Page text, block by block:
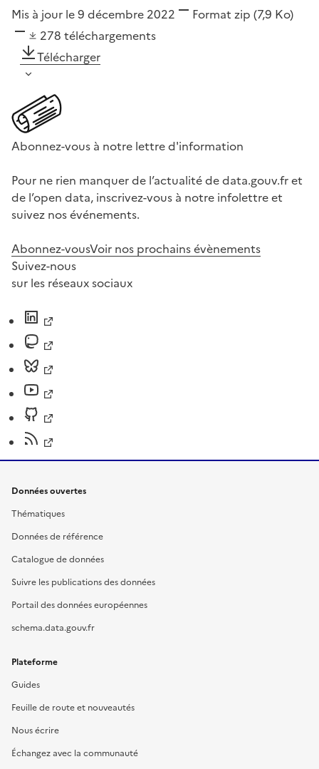
Mis à jour le 9 décembre 2022 Format zip (7,9 Ko)
278 téléchargements
Télécharger
Abonnez-vous à notre lettre d'information
Pour ne rien manquer de l’actualité de data.gouv.fr et
de l’open data, inscrivez-vous à notre infolettre et
suivez nos événements.
Abonnez-vousVoir nos prochains évènements
Suivez-nous
sur les réseaux sociaux
Données ouvertes
Thématiques
Données de référence
Catalogue de données
Suivre les publications des données
Portail des données européennes
schema.data.gouv.fr
Plateforme
Guides
Feuille de route et nouveautés
Nous écrire
Échangez avec la communauté